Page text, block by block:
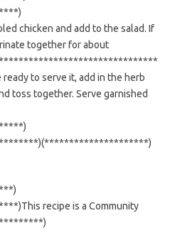
chicken and add to the salad. If
together for about
to serve it, add in the herb
toss together. Serve garnished
recipe is a Community